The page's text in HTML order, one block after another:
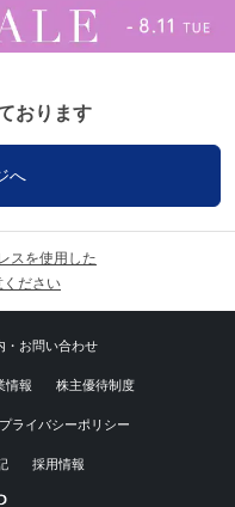
おります
へ
スを使用した
ください
・お問い合わせ
情報 株主優待制度
プライバシーポリシー
採用情報